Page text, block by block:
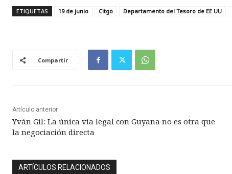
ETIQUETAS 19 de junio Citgo Departamento del Tesoro de EE UU
Compartir
Artículo anterior
Yván Gil: La única vía legal con Guyana no es otra que
la negociación directa
ARTÍCULOS RELACIONADOS